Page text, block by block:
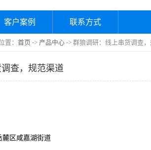
客户案例 联系方式
置： 首页 -> 产品中心 -> 群狼调研：线上串货调查
查，规范渠道
麓区咸嘉湖街道